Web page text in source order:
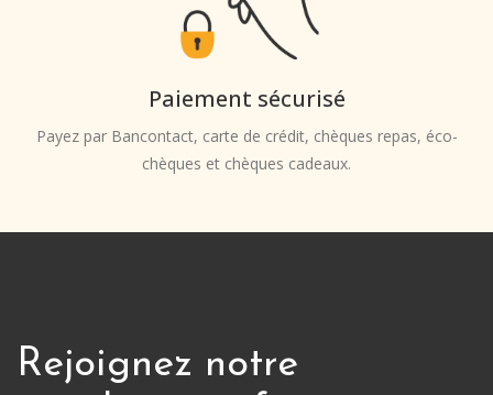
Paiement sécurisé
Payez par Bancontact, carte de crédit, chèques repas, éco-
chèques et chèques cadeaux.
Rejoignez notre